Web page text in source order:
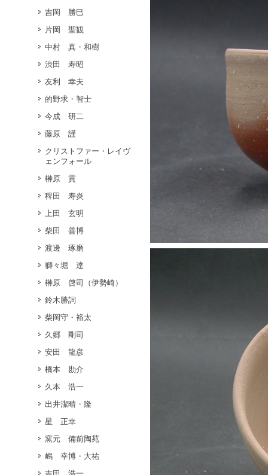
吉岡 勝巳
片岡 聖観
中村 真・和樹
渋田 寿昭
友利 幸夫
的野求・智士
今成 研二
藤原 謹
クリストファー・レイヴ
ェンフォール
榊原 貢
稗田 寿炎
上田 玄明
柴田 善博
渡邊 琢磨
獅々堀 達
榊原 啓司（伊勢崎）
鈴木勝詞
柴岡守・裕太
久郷 剛司
安田 龍彦
橋本 勘介
久本 浩一
出井潔晴・隆
星 正幸
窯元 備前陶苑
嶋 幸博・大祐